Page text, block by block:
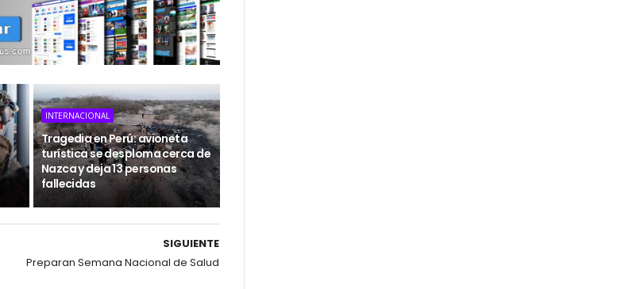
INTERNACIONAL
Tragedia en Perú: avioneta
turística se desploma cerca de
Nazca y deja 13 personas
fallecidas
SIGUIENTE
Preparan Semana Nacional de Salud